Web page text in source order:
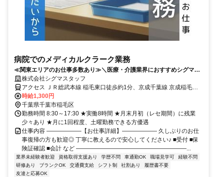
病院でのメディカルクラーク業務
≪関東エリアのお仕事多数あり≫＼医療・介護業界におすすめシグマス
タッフ☆／履歴書不要
株式会社シグマスタッフ
アクセス ＪＲ総武本線 稲毛東口徒歩約1分、京成千葉線 京成稲毛徒
歩約9分、京成千葉線 みどり台徒歩約22分 京成バス「長沼原公園」
停留所から徒歩8分
時給1,300円
千葉県千葉市稲毛区
勤務時間 8:30～17:30 ★実働8時間 ★月末月初（レセ期間）に残業
少々あり ★月に1回程度、土曜勤務できる方優遇
仕事内容 ――――――【お仕事詳細】―――――― 久しぶりのお仕
事復帰の方も歓迎◎ 丁寧に教えるので安心してください♪ ■受付 ■保
険証確認 ■会計 など ―――――――――――――――――――...
業界未経験者歓迎 資格取得支援あり 学歴不問 車通勤OK 職場見学可
経験不問
研修あり
ブランクOK 交通費支給 シフト制 社割あり
履歴書不要
友達と応募OK